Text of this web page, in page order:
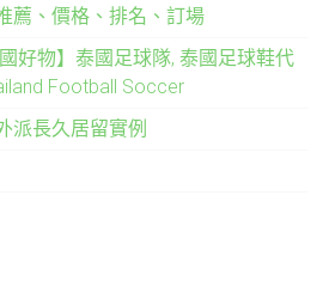
薦、價格、排名、訂場
好物】泰國足球隊, 泰國足球鞋代
Football Soccer
派長久居留實例